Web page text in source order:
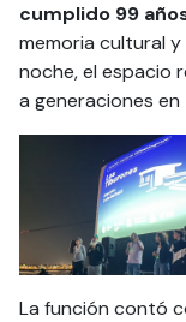
cumplido 99
memoria cultural y
noche, el espacio
a generaciones
La función contó